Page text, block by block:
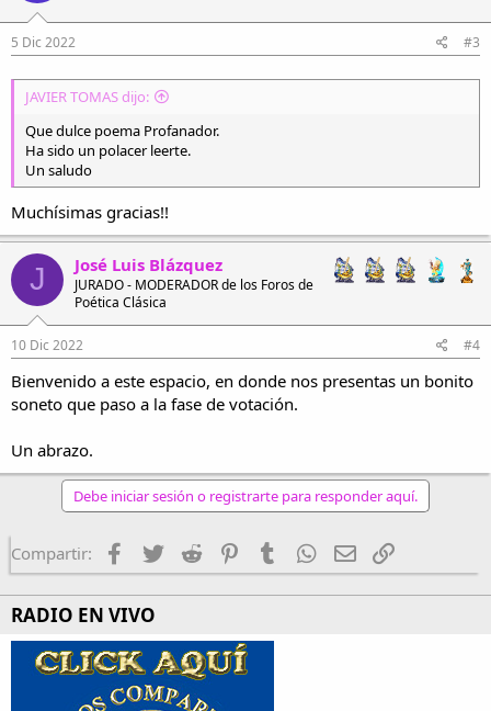
5 Dic 2022 #3
JAVIER TOMAS dijo:
Que dulce poema Profanador.
Ha sido un polacer leerte.
Un saludo
Muchísimas gracias!!
J José Luis Blázquez
JURADO - MODERADOR de los Foros de
Poética Clásica
10 Dic 2022 #4
Bienvenido a este espacio, en donde nos presentas un bonito
soneto que paso a la fase de votación.
Un abrazo.
Debe iniciar sesión o registrarte para responder aquí.
Compartir: Facebook
TwitterReddit PinterestTumblrWhatsApp
EmailEnlace
RADIO EN VIVO